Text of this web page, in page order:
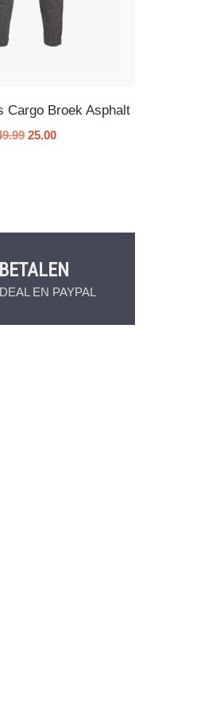
Cargo Broek Asphalt
25.00
EN PAYPAL